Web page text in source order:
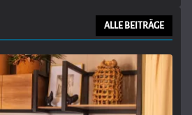
ALLE BEITRÄGE